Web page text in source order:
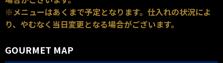
※メニューはあくまで予定となります。仕入れの状況によ
り、やむなく当日変更となる場合がございます。
GOURMET MAP